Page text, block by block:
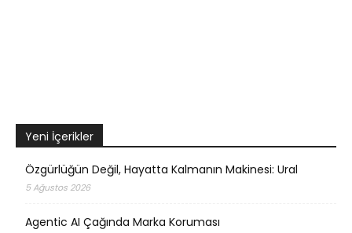
Yeni İçerikler
Özgürlüğün Değil, Hayatta Kalmanın Makinesi: Ural
5 Ağustos 2026
Agentic AI Çağında Marka Koruması